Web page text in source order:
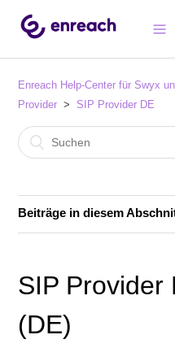
Enreach Help-Center für Swyx
Provider
SIP Provider DE
Beiträge in diesem
SIP Provider 1&1 Voice
SIP Provider Autphone
SIP Provider
(DE)